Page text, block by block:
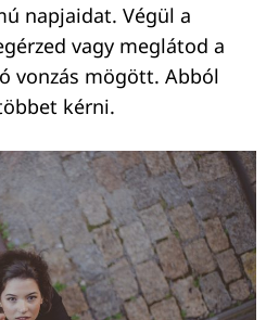
napjaidat. Végül a
vagy meglátod a
vonzás mögött. Abból
kérni.